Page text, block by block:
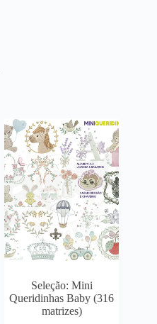
Seleção: Mini
Queridinhas Baby (316
matrizes)